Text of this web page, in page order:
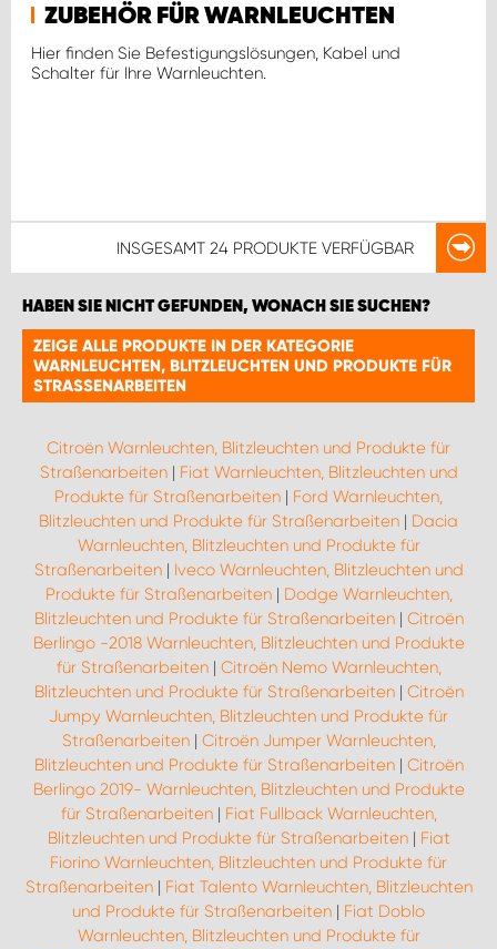
ZUBEHÖR FÜR WARNLEUCHTEN
Hier finden Sie Befestigungslösungen, Kabel und
Schalter für Ihre Warnleuchten.
INSGESAMT 24 PRODUKTE VERFÜGBAR
HABEN SIE NICHT GEFUNDEN, WONACH SIE SUCHEN?
ZEIGE ALLE PRODUKTE IN DER KATEGORIE
WARNLEUCHTEN, BLITZLEUCHTEN UND PRODUKTE FÜR
STRASSENARBEITEN
Citroën Warnleuchten, Blitzleuchten und Produkte für
Straßenarbeiten| Fiat Warnleuchten, Blitzleuchten und
Produkte für Straßenarbeiten | Ford Warnleuchten,
Blitzleuchten und Produkte für Straßenarbeiten | Dacia
Warnleuchten, Blitzleuchten und Produkte für
Straßenarbeiten| Iveco Warnleuchten, Blitzleuchten und
Produkte für Straßenarbeiten| Dodge Warnleuchten,
Blitzleuchten und Produkte für Straßenarbeiten| Citroën
Berlingo -2018 Warnleuchten, Blitzleuchten und Produkte
für Straßenarbeiten| Citroën Nemo Warnleuchten,
Blitzleuchten und Produkte für Straßenarbeiten| Citroën
Jumpy Warnleuchten, Blitzleuchten und Produkte für
Straßenarbeiten| Citroën Jumper Warnleuchten,
Blitzleuchten und Produkte für Straßenarbeiten| Citroën
Berlingo 2019- Warnleuchten, Blitzleuchten und Produkte
für Straßenarbeiten| Fiat Fullback Warnleuchten,
Blitzleuchten und Produkte für Straßenarbeiten| Fiat
Fiorino Warnleuchten, Blitzleuchten und Produkte für
Straßenarbeiten| Fiat Talento Warnleuchten, Blitzleuchten
und Produkte für Straßenarbeiten | Fiat Doblo
Warnleuchten, Blitzleuchten und Produkte für